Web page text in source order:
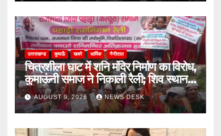
उत्तराखण्ड कुमाऊँ खबरे धार्मिक नैनीताल
चित्रशीला घाट में शनि मंदिर निर्माण का विरोध,
कुमाऊंनी समाज ने निकाली रैली; शिव स्थान
की पुरानी पहचान बरकरार रखने की मांग
AUGUST 9, 2026 NEWS DESK